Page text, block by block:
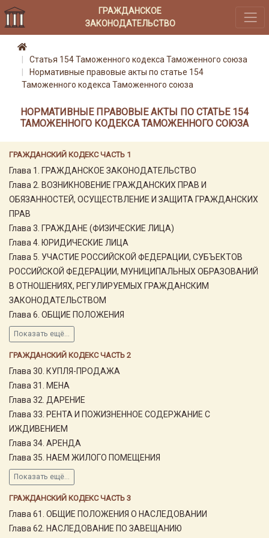
ГРАЖДАНСКОЕ
ЗАКОНОДАТЕЛЬСТВО
ГРАЖДАНСКИЙ КОДЕКС ЧАСТЬ 1
Глава 1. ГРАЖДАНСКОЕ ЗАКОНОДАТЕЛЬСТВО
Глава 2. ВОЗНИКНОВЕНИЕ ГРАЖДАНСКИХ ПРАВ И
ОБЯЗАННОСТЕЙ, ОСУЩЕСТВЛЕНИЕ И ЗАЩИТА ГРАЖДАНСКИХ
ПРАВ
Глава 3. ГРАЖДАНЕ (ФИЗИЧЕСКИЕ ЛИЦА)
Глава 4. ЮРИДИЧЕСКИЕ ЛИЦА
Глава 5. УЧАСТИЕ РОССИЙСКОЙ ФЕДЕРАЦИИ, СУБЪЕКТОВ
РОССИЙСКОЙ ФЕДЕРАЦИИ, МУНИЦИПАЛЬНЫХ ОБРАЗОВАНИЙ
В ОТНОШЕНИЯХ, РЕГУЛИРУЕМЫХ ГРАЖДАНСКИМ
ЗАКОНОДАТЕЛЬСТВОМ
Глава 6. ОБЩИЕ ПОЛОЖЕНИЯ
Показать ещё...
ГРАЖДАНСКИЙ КОДЕКС ЧАСТЬ 2
Глава 30. КУПЛЯ-ПРОДАЖА
Глава 31. МЕНА
Глава 32. ДАРЕНИЕ
Глава 33. РЕНТА И ПОЖИЗНЕННОЕ СОДЕРЖАНИЕ С
ИЖДИВЕНИЕМ
Глава 34. АРЕНДА
Глава 35. НАЕМ ЖИЛОГО ПОМЕЩЕНИЯ
Показать ещё...
ГРАЖДАНСКИЙ КОДЕКС ЧАСТЬ 3
Глава 61. ОБЩИЕ ПОЛОЖЕНИЯ О НАСЛЕДОВАНИИ
Глава 62. НАСЛЕДОВАНИЕ ПО ЗАВЕЩАНИЮ
Статья 154 Таможенного кодекса Таможенного союза
Нормативные правовые акты по статье 154
Таможенного кодекса Таможенного союза
НОРМАТИВНЫЕ ПРАВОВЫЕ АКТЫ ПО СТАТЬЕ 154
ТАМОЖЕННОГО КОДЕКСА ТАМОЖЕННОГО СОЮЗА